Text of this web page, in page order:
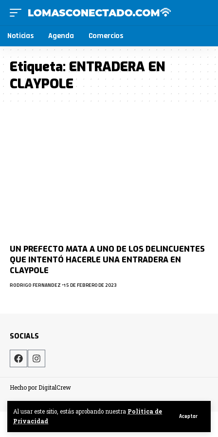
Al usar este sitio, estás aprobando nuestra Politica de
Privacidad
Aceptar
Noticias Agenda Comercios
Etiqueta:ENTRADERA EN
CLAYPOLE
UN PREFECTO MATA A UNO DE LOS DELINCUENTES
QUE INTENTÓ HACERLE UNA ENTRADERA EN
CLAYPOLE
RODRIGO FERNANDEZ 15 DE FEBRERO DE 2023
SOCIALS
Hecho por DigitalCrew